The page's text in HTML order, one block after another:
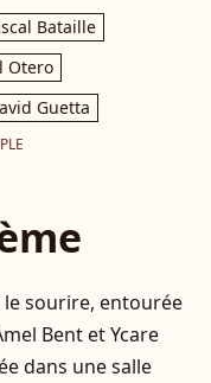
Bataille
Otero
Guetta
le sourire, entourée
Bent et Ycare
dans une salle